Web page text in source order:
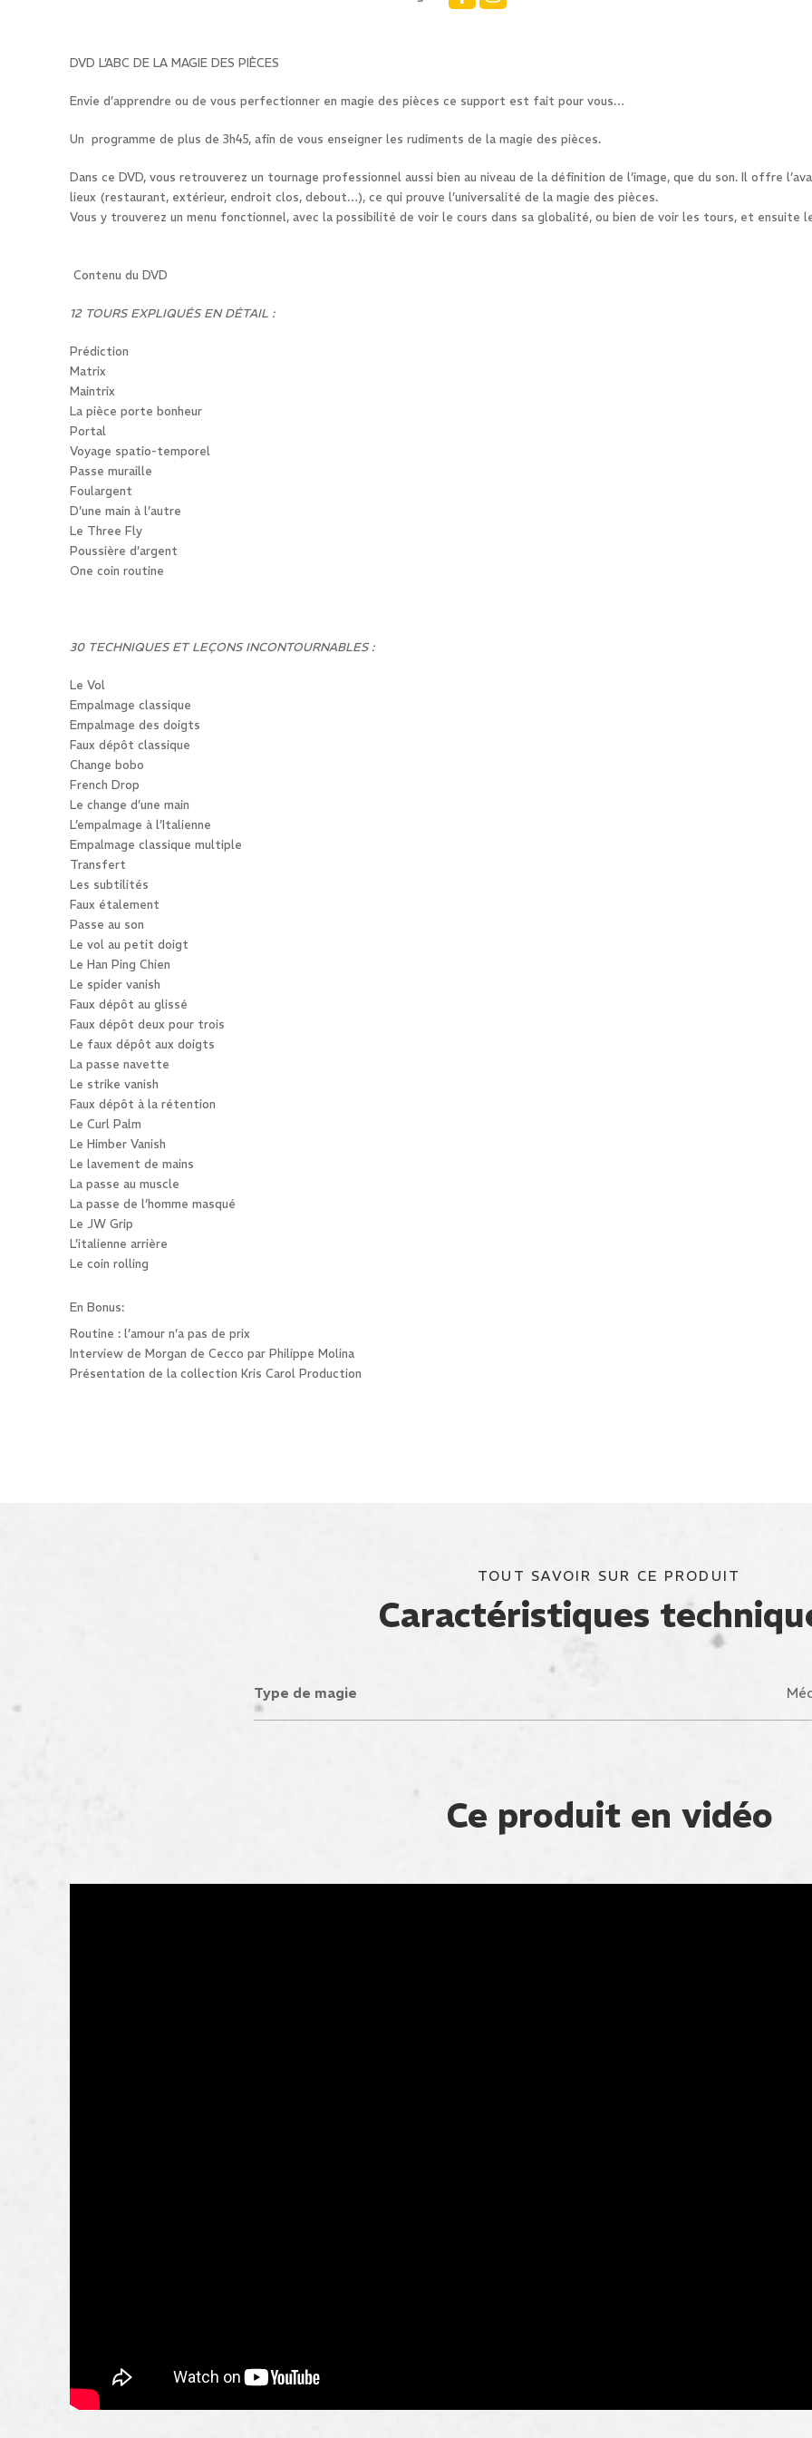
DVD L’ABC DE LA MAGIE DES PIÈCES
Envie d’apprendre ou de vous perfectionner en magie des pièces ce support est fait pour vous…
Un programme de plus de 3h45, afin de vous enseigner les rudiments de la magie des pièces.
Dans ce DVD, vous retrouverez un tournage professionnel aussi bien au niveau de la définition de l’image, que du son. Il offre
lieux (restaurant, extérieur, endroit clos, debout…), ce qui prouve l’universalité de la magie des pièces.
Vous y trouverez un menu fonctionnel, avec la possibilité de voir le cours dans sa globalité, ou bien de voir les tours, et ensuite
Contenu du DVD
12 TOURS EXPLIQUÉS EN DÉTAIL :
Prédiction
Matrix
Maintrix
La pièce porte bonheur
Portal
Voyage spatio-temporel
Passe muraille
Foulargent
D’une main à l’autre
Le Three Fly
Poussière d’argent
One coin routine
30 TECHNIQUES ET LEÇONS INCONTOURNABLES :
Le Vol
Empalmage classique
Empalmage des doigts
Faux dépôt classique
Change bobo
French Drop
Le change d’une main
L’empalmage à l’Italienne
Empalmage classique multiple
Transfert
Les subtilités
Faux étalement
Passe au son
Le vol au petit doigt
Le Han Ping Chien
Le spider vanish
Faux dépôt au glissé
Faux dépôt deux pour trois
Le faux dépôt aux doigts
La passe navette
Le strike vanish
Faux dépôt à la rétention
Le Curl Palm
Le Himber Vanish
Le lavement de mains
La passe au muscle
La passe de l’homme masqué
Le JW Grip
L’italienne arrière
Le coin rolling
En Bonus:
Routine : l’amour n’a pas de prix
Interview de Morgan de Cecco par Philippe Molina
Présentation de la collection Kris Carol Production
TOUT SAVOIR SUR CE PRODUIT
Caractéristiques
Type de magie
Ce produit en vidéo